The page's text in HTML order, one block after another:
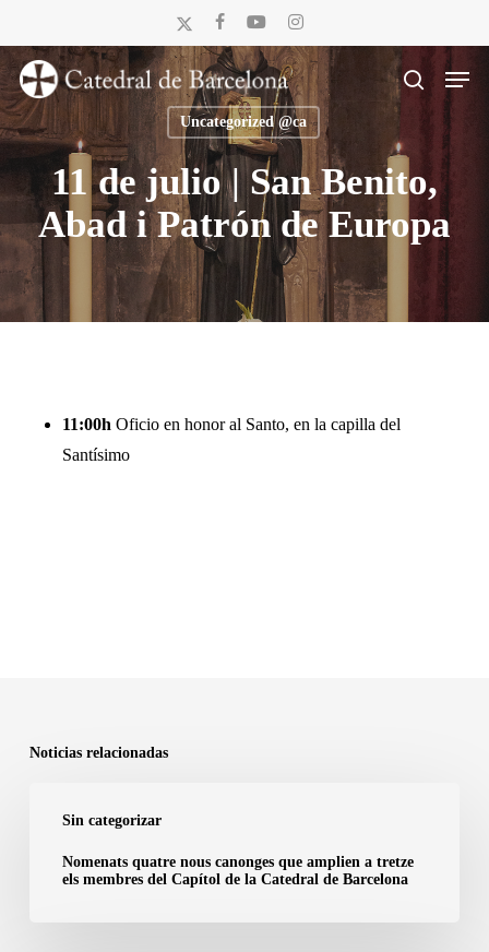
to
main
content
x-
twitter
facebookyoutube instagram
search
Menu
Uncategorized @ca
11 de julio | San Benito,
Abad i Patrón de Europa
11:00h Oficio en honor al Santo, en la capilla del
Santísimo
Noticias relacionadas
Sin categorizar
quatre
canonges
Nomenats quatre nous canonges que amplien a tretze
els membres del Capítol de la Catedral de Barcelona